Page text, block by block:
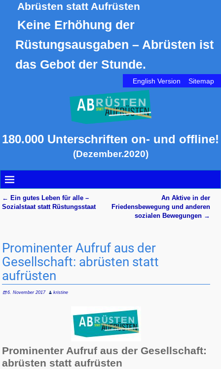
Abrüsten statt Aufrüsten
Keine Erhöhung der
Rüstungsausgaben – Abrüsten ist
das Gebot der Stunde.
English Version Sitemap
180.000 Unterschriften on- und offline!
(Dezember.2020)
Artikelnavigation
← Ein gutes Leben für alle –
Sozialstaat statt Rüstungsstaat
An Aktive in der
Friedensbewegung und anderen
sozialen Bewegungen →
Prominenter Aufruf aus der
Gesellschaft: abrüsten statt
aufrüsten
6. November 2017 kristine
Prominenter Aufruf aus der Gesellschaft:
abrüsten statt aufrüsten